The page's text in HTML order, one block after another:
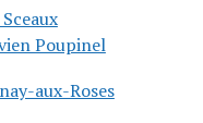
Poupinel
aux-Roses